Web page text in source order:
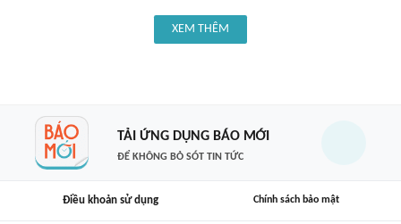
XEM THÊM
TẢI ỨNG DỤNG BÁO MỚI
ĐỂ KHÔNG BỎ SÓT TIN TỨC
Điều khoản sử dụng Chính sách bảo mật